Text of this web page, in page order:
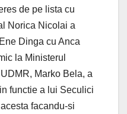
de pe lista cu
Norica Nicolai a
Dinga cu Anca
la Ministerul
Marko Bela, a
functie a lui Seculici
facandu-si